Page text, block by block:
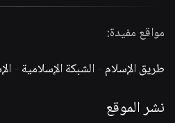
مواقع مفيدة:
طريق الإسلام -الشبكة الإسلامية -
نشر الموقع